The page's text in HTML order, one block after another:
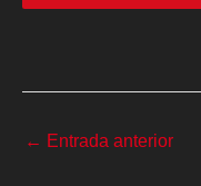
← Entrada anterior